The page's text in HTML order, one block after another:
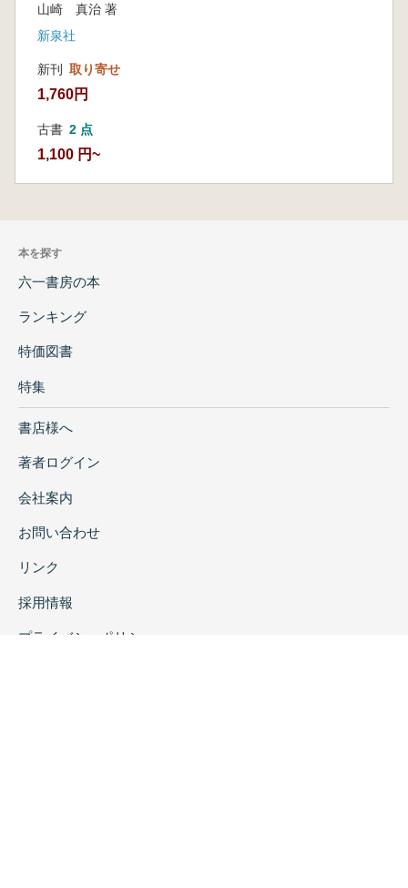
山崎 真治 著
新泉社
新刊 取り寄せ
1,760円
古書 2 点
1,100 円~
本を探す
六一書房の本
ランキング
特価図書
特集
書店様へ
著者ログイン
会社案内
お問い合わせ
リンク
採用情報
プライバシーポリシー